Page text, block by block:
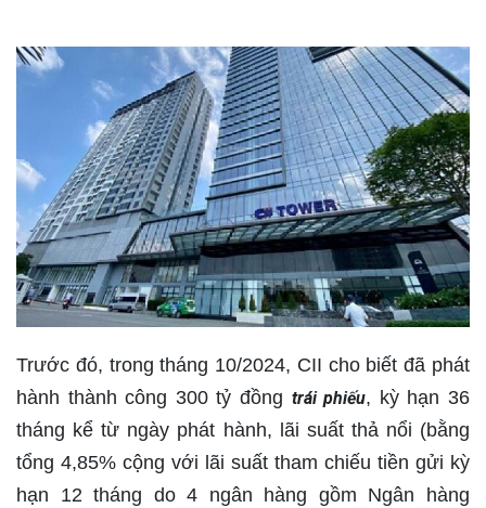
Trước đó, trong tháng 10/2024, CII cho biết đã phát
hành thành công 300 tỷ đồng trái phiếu, kỳ hạn 36
tháng kể từ ngày phát hành, lãi suất thả nổi (bằng
tổng 4,85% cộng với lãi suất tham chiếu tiền gửi kỳ
hạn 12 tháng do 4 ngân hàng gồm Ngân hàng